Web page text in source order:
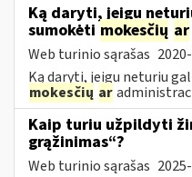
Ką daryti, jeigu
sumokėti mokesčių ar
Web turinio sąrašas
Ką daryti, jeigu neturiu
mokesčių ar
Kaip turiu užpildyti
grąžinimas“?
Web turinio sąrašas